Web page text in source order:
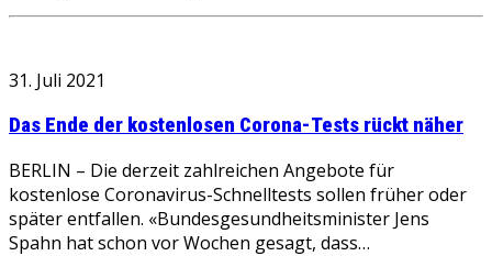
31. Juli 2021
Das Ende der kostenlosen Corona-Tests rückt näher
BERLIN – Die derzeit zahlreichen Angebote für
kostenlose Coronavirus-Schnelltests sollen früher oder
später entfallen. «Bundesgesundheitsminister Jens
Spahn hat schon vor Wochen gesagt, dass…